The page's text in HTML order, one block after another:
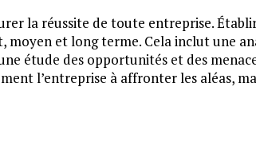
la réussite de toute entreprise.
et long terme. Cela inclut une
étude des opportunités et des
l’entreprise à affronter les aléas,